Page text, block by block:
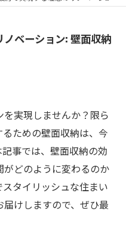
ベーション: 壁面収納
実現しませんか？限ら
ための壁面収納は、今
事では、壁面収納の効
どのように変わるのか
タイリッシュな住まい
けしますので、ぜひ最